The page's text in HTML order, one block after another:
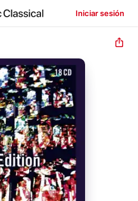
Iniciar sesión